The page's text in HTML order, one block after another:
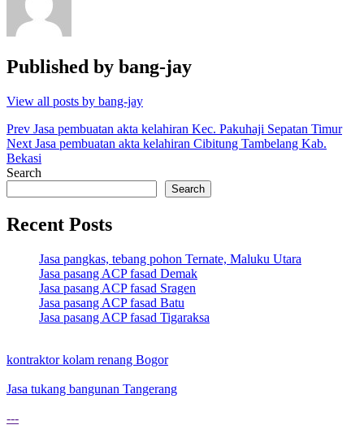
Published by bang-jay
View all posts by bang-jay
Post
navigation
Prev Jasa pembuatan akta kelahiran Kec. Pakuhaji Sepatan Timur
Next Jasa pembuatan akta kelahiran Cibitung Tambelang Kab.
Bekasi
Search
Search
Recent Posts
Jasa pangkas, tebang pohon Ternate, Maluku Utara
Jasa pasang ACP fasad Demak
Jasa pasang ACP fasad Sragen
Jasa pasang ACP fasad Batu
Jasa pasang ACP fasad Tigaraksa
kontraktor kolam renang Bogor
Jasa tukang bangunan Tangerang
---